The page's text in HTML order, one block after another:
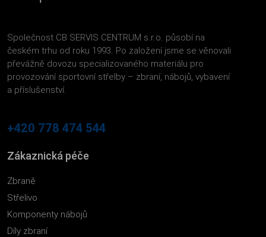
Společnost CB SERVIS CENTRUM s.r.o. působí na
českém trhu od roku 1993. Po založení jsme se věnovali
převážně dovozu specializovaného materiálu pro
provozování sportovní střelby – zbraní, nábojů, vybavení
a příslušenství.
+420 778 474 544
Zákaznická péče
Zbraně
Střelivo
Komponenty nábojů
Díly zbraní